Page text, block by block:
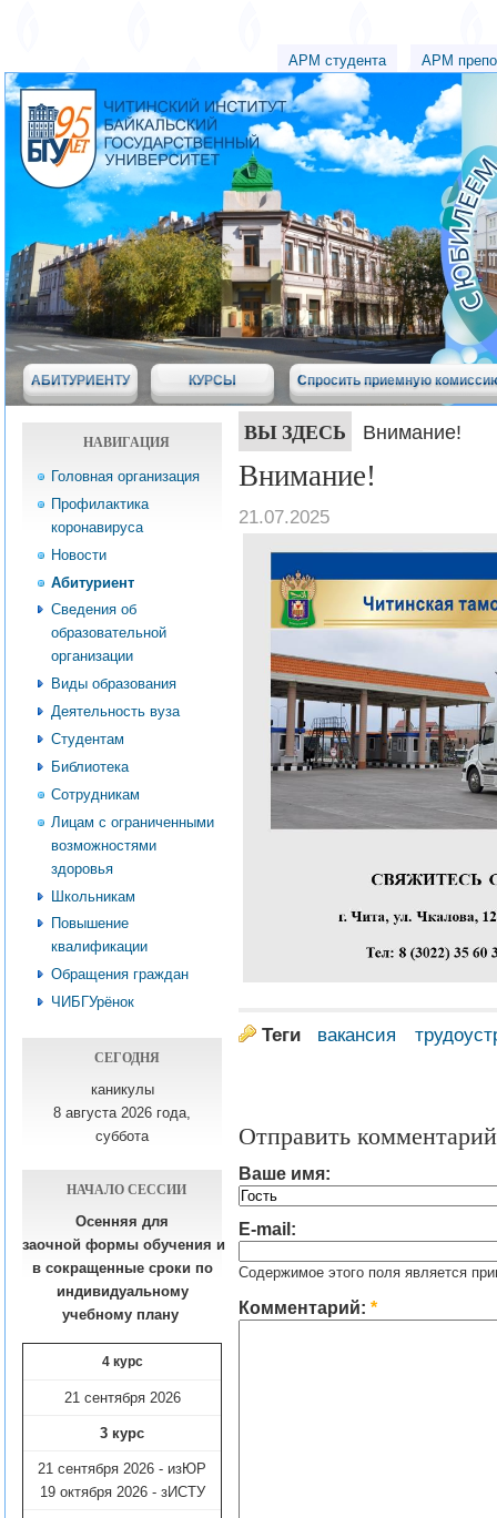
АРМ студента АРМ
АБИТУРИЕНТУ КУРСЫ Спросить приемную
НАВИГАЦИЯ
Головная организация
Профилактика
коронавируса
Новости
Абитуриент
Сведения об
образовательной
организации
Виды образования
Деятельность вуза
Студентам
Библиотека
Сотрудникам
Лицам с ограниченными
возможностями
здоровья
Школьникам
Повышение
квалификации
Обращения граждан
ЧИБГУрёнок
СЕГОДНЯ
каникулы
8 августа 2026 года,
суббота
НАЧАЛО СЕССИИ
Осенняя для
заочной формы обучения и
в сокращенные сроки по
индивидуальному
учебному плану​
4 курс
21 сентября 2026
3 курс
21 сентября 2026 - изЮР
19 октября 2026 - зИСТУ
ВЫ ЗДЕСЬ Внимание!
Внимание!
21.07.2025
Теги вакансия
Отправить комментарий
Ваше имя:
E-mail:
Содержимое этого поля является
Комментарий: *